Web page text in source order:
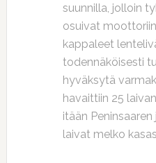
suunnilla, jolloin
osuivat
kappaleet
todennäköisesti
hyväksytä
havaittiin 25
itään Peninsaaren
laivat melko